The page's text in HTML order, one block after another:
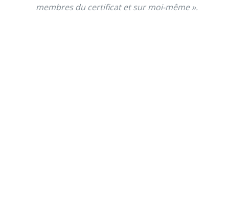
membres du certificat et sur moi-même ».